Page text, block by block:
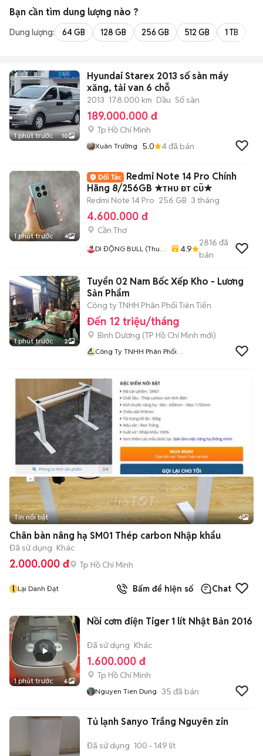
Bạn cần tìm dung lượng nào ?
Dung lượng: 64 GB 128 GB 256 GB 512 GB 1 TB
1 phút trước 10
Hyundai Starex 2013 số sàn máy
xăng, tải van 6 chỗ
2013 178.000 km Dầu Số sàn
189.000.000 đ
Tp Hồ Chí Minh
Xuân Trường 5.0 4đã bán
1 phút trước 4
Redmi Note 14 Pro Chính
Hãng 8/256GB ★ᴛʜᴜ ᴆᴛ ᴄᴜ̃★
Redmi Note 14 Pro 256 GB 3 tháng
4.600.000 đ
Cần Thơ
DI ĐỘNG BULL (Thu
4.9
2816 đã
bán
1 phút trước 2
Tuyển 02 Nam Bốc Xếp Kho - Lương
Sản Phẩm
Công ty TNHH Phân Phối Tiên Tiến
Đến 12 triệu/tháng
Bình Dương (TP Hồ Chí Minh mới)
Công Ty TNHH Phân Phối
Tin nổi bật 4
Chân bàn nâng hạ SM01 Thép carbon Nhập khẩu
Đã sử dụng Khác
2.000.000 đ Tp Hồ Chí Minh
l Lại Danh Đạt Bấm để hiện số Chat
1 phút trước 6
Nồi cơm điện Tiger 1 lít Nhật Bản 2016
Đã sử dụng Khác
1.600.000 đ
Tp Hồ Chí Minh
Nguyen Tien Dung 35 đã bán
Tủ lạnh Sanyo Trắng Nguyên zin
Đã sử dụng 100 - 149 lít